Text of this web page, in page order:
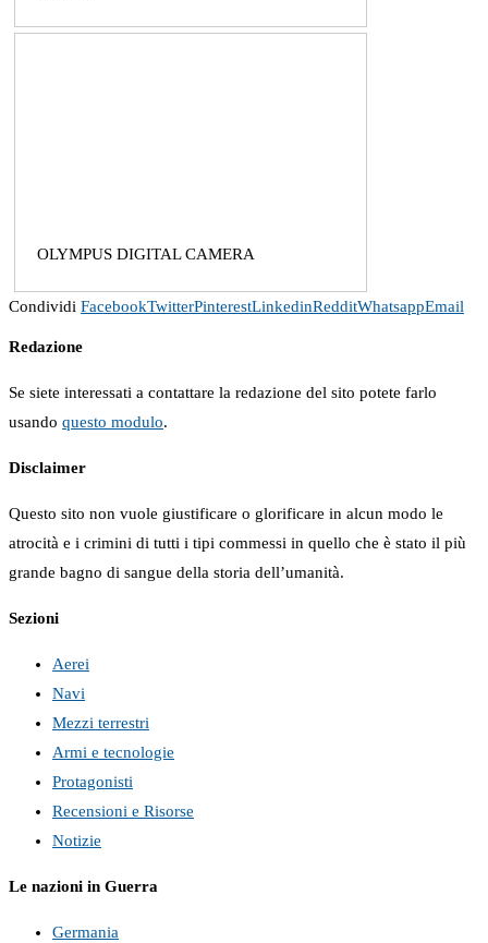
OLYMPUS DIGITAL CAMERA
Condividi FacebookTwitterPinterestLinkedinRedditWhatsappEmail
Redazione
Se siete interessati a contattare la redazione del sito potete farlo
usando questo modulo.
Disclaimer
Questo sito non vuole giustificare o glorificare in alcun modo le
atrocità e i crimini di tutti i tipi commessi in quello che è stato il più
grande bagno di sangue della storia dell’umanità.
Sezioni
Aerei
Navi
Mezzi terrestri
Armi e tecnologie
Protagonisti
Recensioni e Risorse
Notizie
Le nazioni in Guerra
Germania